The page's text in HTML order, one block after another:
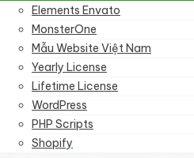
Elements Envato
MonsterOne
Mẫu Website Việt Nam
Yearly License
Lifetime License
WordPress
PHP Scripts
Shopify